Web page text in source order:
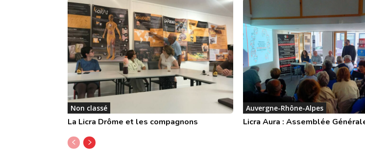
Non classé
La Licra Drôme et les compagnons
Auvergne-Rhône-Alpes
Licra Aura : Assemblée